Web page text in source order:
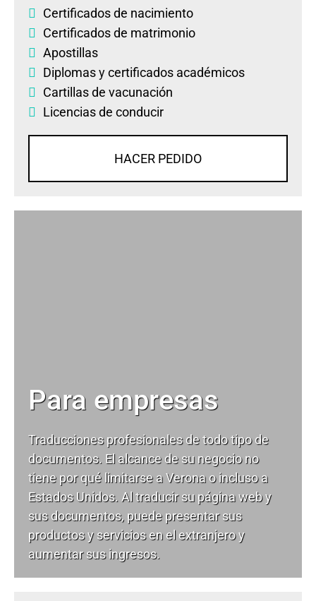
Certificados de nacimiento
Certificados de matrimonio
Apostillas
Diplomasycertificados académicos
Cartillas de vacunación
Licencias de conducir
HACER PEDIDO
Para empresas
Traducciones profesionales de todo tipo de
documentos. El alcance de su negocio no
tiene por qué limitarse a Verona o incluso a
Estados Unidos. Al traducir su página web y
sus documentos, puede presentar sus
productos y servicios en el extranjero y
aumentar sus ingresos.